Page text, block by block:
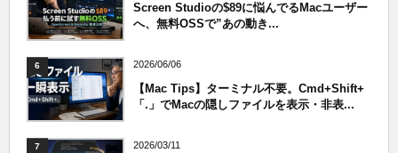
Screen Studioの$89に悩んでるMacユーザー
へ、無料OSSで”あの動き...
6 2026/06/06
【Mac Tips】ターミナル不要。Cmd+Shift+
「.」でMacの隠しファイルを表示・非表...
7 2026/03/11